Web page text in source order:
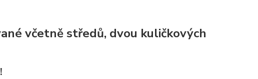
včetně středů, dvou kuličkových